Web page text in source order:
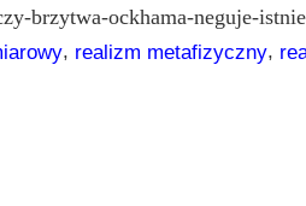
brzytwa-ockhama-neguje-
, realizm metafizyczny,